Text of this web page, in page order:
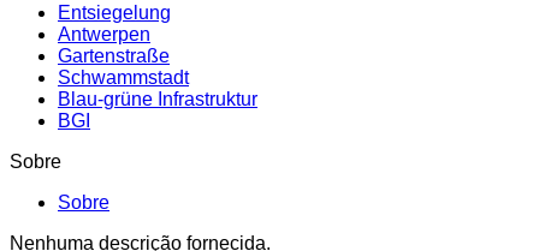
Entsiegelung
Antwerpen
Gartenstraße
Schwammstadt
Blau-grüne Infrastruktur
BGI
Sobre
Sobre
Nenhuma descrição fornecida.